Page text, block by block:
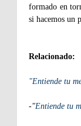
formado en
si hacemos un
Relacionado:
"Entiende tu
-"Entiende tu